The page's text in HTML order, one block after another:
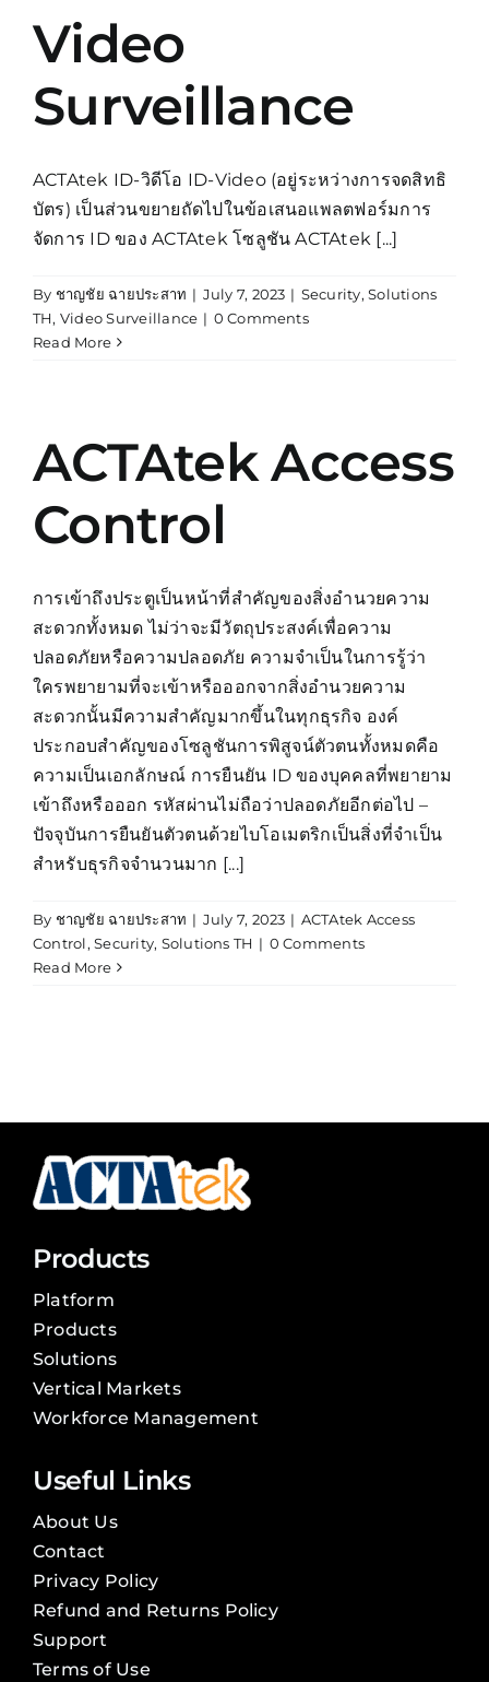
Video
Surveillance
ACTAtek ID-วิดีโอ ID-Video (อยู่ระหว่างการจดสิทธิ
บัตร) เป็นส่วนขยายถัดไปในข้อเสนอแพลตฟอร์มการ
จัดการ ID ของ ACTAtek โซลูชัน ACTAtek [...]
By ชาญชัย ฉายประสาท | July 7, 2023 | Security,Solutions
TH, Video Surveillance | 0 Comments
Read More
ACTAtek Access
Control
การเข้าถึงประตูเป็นหน้าที่สำคัญของสิ่งอำนวยความ
สะดวกทั้งหมด ไม่ว่าจะมีวัตถุประสงค์เพื่อความ
ปลอดภัยหรือความปลอดภัย ความจำเป็นในการรู้ว่า
ใครพยายามที่จะเข้าหรือออกจากสิ่งอำนวยความ
สะดวกนั้นมีความสำคัญมากขึ้นในทุกธุรกิจ องค์
ประกอบสำคัญของโซลูชันการพิสูจน์ตัวตนทั้งหมดคือ
ความเป็นเอกลักษณ์ การยืนยัน ID ของบุคคลที่พยายาม
เข้าถึงหรือออก รหัสผ่านไม่ถือว่าปลอดภัยอีกต่อไป –
ปัจจุบันการยืนยันตัวตนด้วยไบโอเมตริกเป็นสิ่งที่จำเป็น
สำหรับธุรกิจจำนวนมาก [...]
By ชาญชัย ฉายประสาท | July 7, 2023 | ACTAtek Access
Control,Security, Solutions TH | 0 Comments
Read More
Products
Platform
Products
Solutions
Vertical Markets
Workforce Management
Useful Links
About Us
Contact
Privacy Policy
Refund and Returns Policy
Support
Terms of Use